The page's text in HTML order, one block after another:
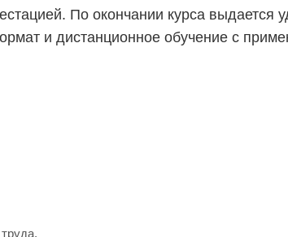
По окончании курса выдается
и дистанционное обучение с